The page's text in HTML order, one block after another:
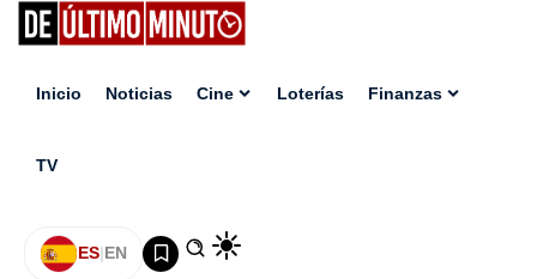
Inicio Noticias Cine Loterías Finanzas
TV
ES|EN